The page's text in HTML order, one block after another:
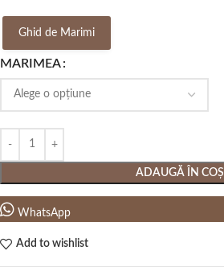
Ghid de Marimi
MARIMEA
ADAUGĂ ÎN COȘ
WhatsApp
Add to wishlist